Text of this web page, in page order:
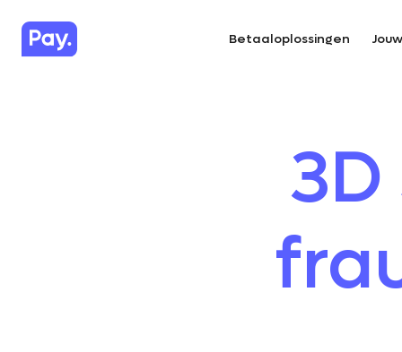
Betaaloplossingen